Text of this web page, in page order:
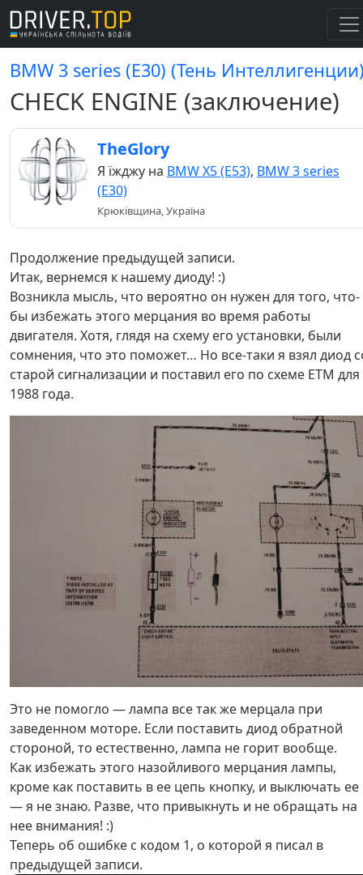
BMW 3 series (E30) (Тень
CHECK ENGINE (заключение)
TheGlory
Я їжджу на BMW X5 (E53), BMW 3 series
(E30)
Крюківщина, Україна
Продолжение предыдущей записи.
Итак, вернемся к нашему диоду! :)
Возникла мысль, что вероятно он нужен для того, что-
бы избежать этого мерцания во время работы
двигателя. Хотя, глядя на схему его установки, были
сомнения, что это поможет… Но все-таки я взял диод
старой сигнализации и поставил его по схеме ЕТМ для
1988 года.
Это не помогло — лампа все так же мерцала при
заведенном моторе. Если поставить диод обратной
стороной, то естественно, лампа не горит вообще.
Как избежать этого назойливого мерцания лампы,
кроме как поставить в ее цепь кнопку, и выключать ее
— я не знаю. Разве, что привыкнуть и не обращать на
нее внимания! :)
Теперь об ошибке с кодом 1, о которой я писал в
предыдущей записи.